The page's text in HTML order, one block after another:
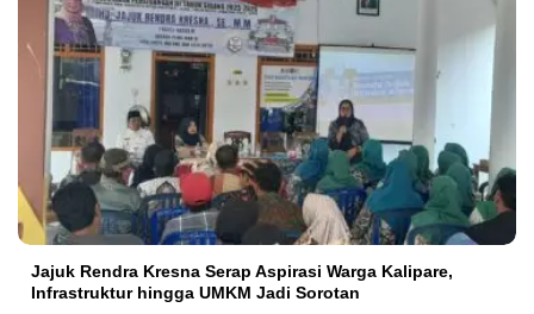
Jajuk Rendra Kresna Serap Aspirasi Warga Kalipare,
Infrastruktur hingga UMKM Jadi Sorotan